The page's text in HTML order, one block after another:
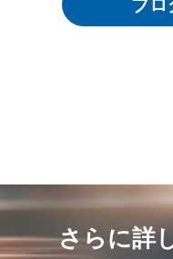
ブロ
さらに詳